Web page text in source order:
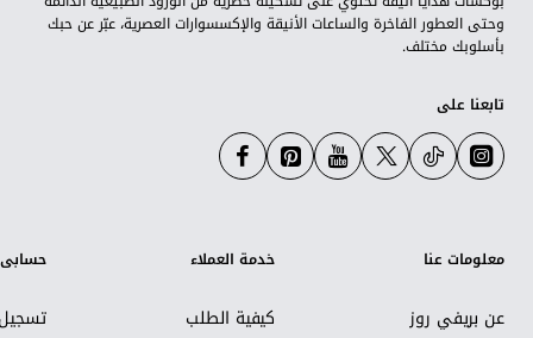
وحتى العطور الفاخرة والساعات الأنيقة والإكسسوارات العصرية، عبّر عن حبك
بأسلوبك مختلف.
تابعنا على
معلومات عنا
عن بريفي روز
خدمة العملاء
كيفية الطلب
حسابي